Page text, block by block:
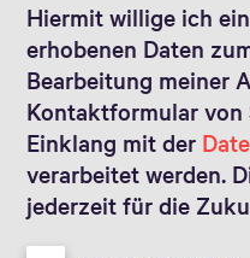
Hiermit willige ich
erhobenen Daten
Bearbeitung meiner
Kontaktformular von
Einklang mit der
verarbeitet werden.
jederzeit für die